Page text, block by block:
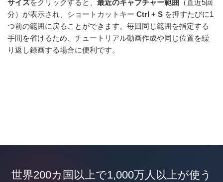
サイズをクリックすると、 最近のキャプチャー範囲
（直近5回
分）が表示され、ショートカットキー Ctrl + S を押すたびに1
つ前の範囲に戻ることができます。毎回同じ範囲を指定する
手間を省けるため、チュートリアル動画作成や同じ位置を繰
り返し録画する場合に便利です。
世界200カ国以上で1,000万人以上が使う